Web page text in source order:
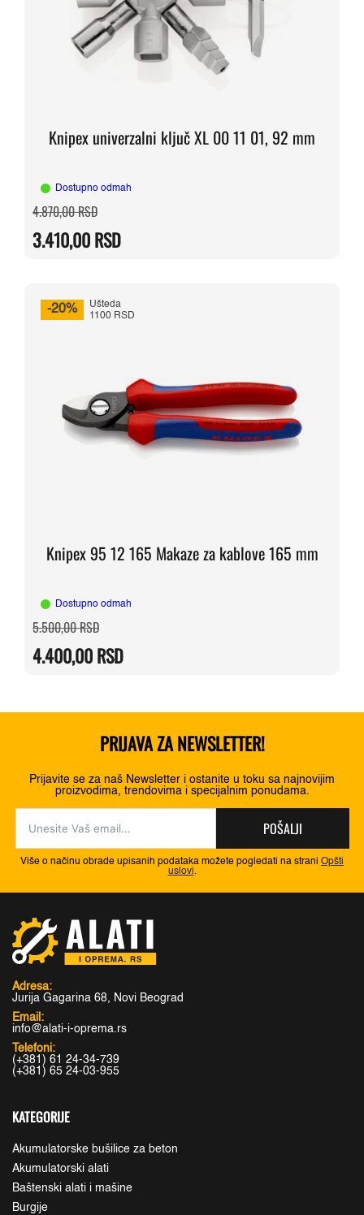
Knipex univerzalni ključ XL 00 11 01, 92 mm
Dostupno odmah
4.870,00RSDOriginalna
cena
bila:
4.870,00 RSD.
3.410,00RSD
Trenutna
cena
3.410,00 RSD.
-20%
Ušteda
1100 RSD
Knipex 95 12 165 Makaze za kablove 165 mm
Dostupno odmah
5.500,00RSDOriginalna
cena
bila:
5.500,00 RSD.
4.400,00RSD
Trenutna
cena
4.400,00 RSD.
PRIJAVA ZA NEWSLETTER!
Prijavite se za naš Newsletter i ostanite u toku sa najnovijim
proizvodima, trendovima i specijalnim ponudama.
POŠALJI
Više o načinu obrade upisanih podataka možete pogledati na strani Opšti
uslovi .
Adresa:
Jurija Gagarina 68, Novi Beograd
Email:
info@alati-i-oprema.rs
Telefoni:
(+381) 61 24-34-739
(+381) 65 24-03-955
KATEGORIJE
Akumulatorske bušilice za beton
Akumulatorski alati
Baštenski alati i mašine
Burgije